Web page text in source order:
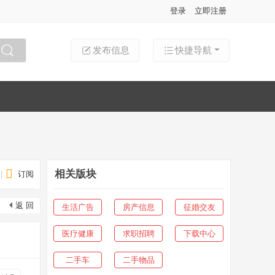
登录 立即注册
快捷导航
发布信息
订阅
返 回
相关版块
生活广告 房产信息 征婚交友
医疗健康 求职招聘 下载中心
二手车 二手物品